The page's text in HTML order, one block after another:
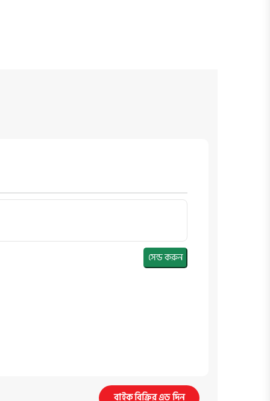
সেন্ড করুন
বাইক বিক্রির এড দিন